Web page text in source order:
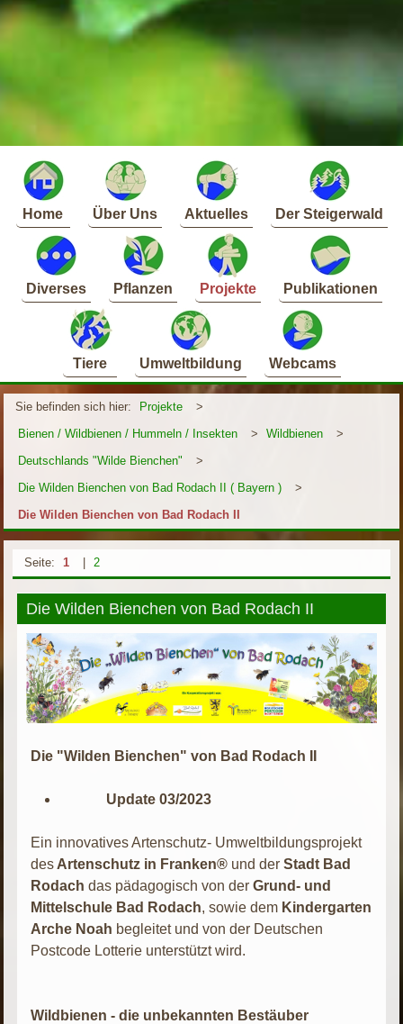
Home Über Uns Aktuelles Der Steigerwald
Diverses Pflanzen Projekte Publikationen
Tiere Umweltbildung Webcams
Sie befinden sich hier: Projekte
>
Bienen / Wildbienen / Hummeln / Insekten
> Wildbienen
>
Deutschlands "Wilde Bienchen"
>
Die Wilden Bienchen von Bad Rodach II ( Bayern )
>
Die Wilden Bienchen von Bad Rodach II
Seite: 1 2
Die Wilden Bienchen von Bad Rodach II
Die "Wilden Bienchen" von Bad Rodach II
Update 03/2023
Ein innovatives Artenschutz- Umweltbildungsprojekt
des Artenschutz in Franken® und derStadt Bad
Rodachdas pädagogisch von derGrund- und
Mittelschule Bad Rodach, sowie dem Kindergarten
Arche Noah begleitet und von der Deutschen
Postcode Lotterie unterstützt wird.
Wildbienen - die unbekannten Bestäuber